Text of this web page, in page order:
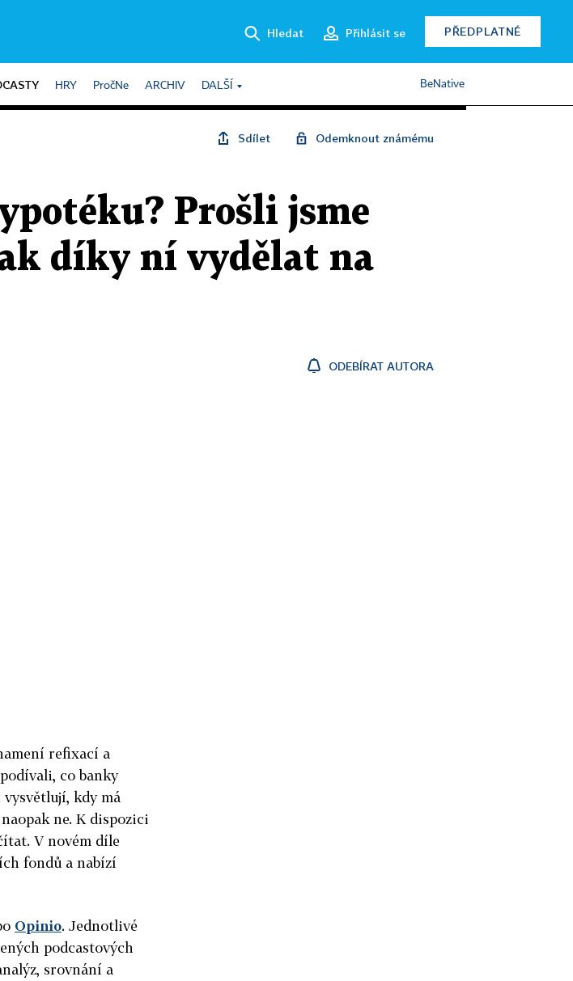
Hledat Přihlásit se PŘEDPLATNÉ
HRY PročNe ARCHIV DALŠÍ BeNative
Sdílet Odemknout známému
Prošli jsme
díky ní vydělat na
ODEBÍRAT AUTORA
refixací a
co banky
kdy má
ne. K dispozici
V novém díle
fondů a nabízí
Opinio. Jednotlivé
podcastových
srovnání a